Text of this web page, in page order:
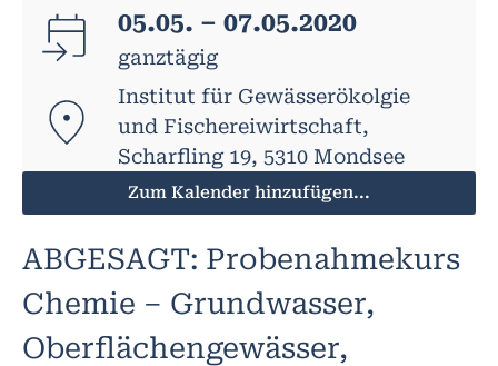
05.05. – 07.05.2020
ganztägig
Institut für Gewässerökolgie
und Fischereiwirtschaft,
Scharfling 19, 5310 Mondsee
Zum Kalender hinzufügen...
ABGESAGT: Probenahmekurs
Chemie – Grundwasser,
Oberflächengewässer,